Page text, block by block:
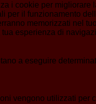
i cookie per
per il funzionamento
memorizzati nel
esperienza di
a eseguire
vengono utilizzati